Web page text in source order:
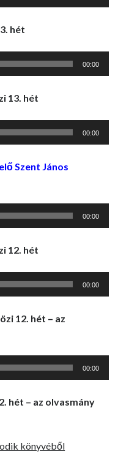
hét
00:00
13. hét
00:00
Szent János
00:00
12. hét
00:00
12. hét – az
00:00
hét – az olvasmány
könyvéből